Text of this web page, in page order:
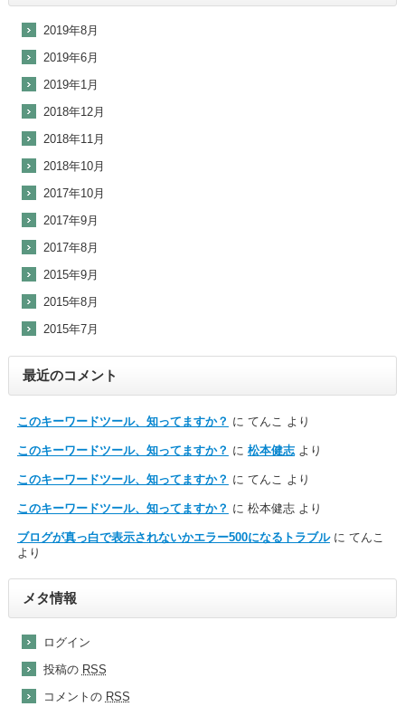
2019年8月
2019年6月
2019年1月
2018年12月
2018年11月
2018年10月
2017年10月
2017年9月
2017年8月
2015年9月
2015年8月
2015年7月
最近のコメント
このキーワードツール、知ってますか？ に てんこ より
このキーワードツール、知ってますか？ に 松本健志より
このキーワードツール、知ってますか？ に てんこ より
このキーワードツール、知ってますか？ に 松本健志より
ブログが真っ白で表示されないかエラー500になるトラブルに てんこ
より
メタ情報
ログイン
投稿の RSS
コメントの RSS